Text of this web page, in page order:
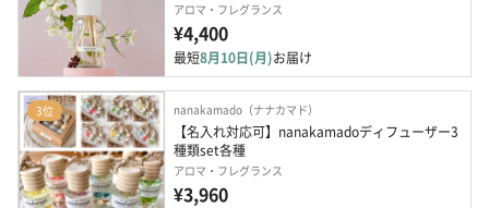
アロマ・フレグランス
¥4,400
最短8月10日(月)お届け
3位 nanakamado（ナナカマド）
【名入れ対応可】nanakamadoディフューザー3
種類set各種
アロマ・フレグランス
¥3,960